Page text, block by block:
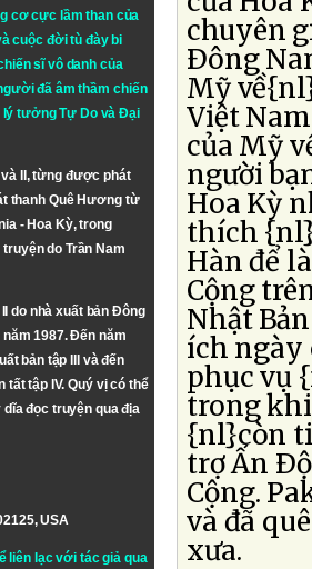
cơ cực lầm than của
cuộc đời tù đày bi
sĩ vô danh của
đã âm thầm chiến
lý tưởngTự DovàĐại
II, từng được phát
thanh Quê Hương từ
- Hoa Kỳ, trong
do Trần Nam
do nhà xuất bản Đông
1987. Đến năm
bản tập III và đến
tất tập IV. Quý vị có thể
dĩa đọc truyện qua địa
USA
liên lạc với tác giả qua
chuyên
Ðông
Mỹ
Việt
của Mỹ
người
Hoa Kỳ
thích
Hàn để
Cộng
Nhật
ích ngày
phục vụ
trong
{nl}còn
trợ Ấn
Cộng.
và đã
xưa.